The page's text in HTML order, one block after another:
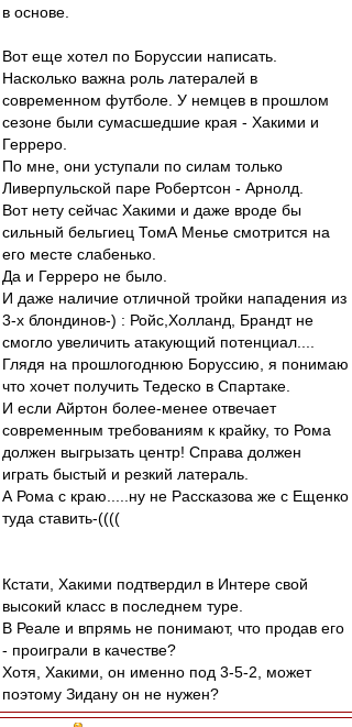
в основе.
Вот еще хотел по Боруссии написать.
Насколько важна роль латералей в
современном футболе. У немцев в прошлом
сезоне были сумасшедшие края - Хакими и
Герреро.
По мне, они уступали по силам только
Ливерпульской паре Робертсон - Арнолд.
Вот нету сейчас Хакими и даже вроде бы
сильный бельгиец ТомА Менье смотрится на
его месте слабенько.
Да и Герреро не было.
И даже наличие отличной тройки нападения из
3-х блондинов-) : Ройс,Холланд, Брандт не
смогло увеличить атакующий потенциал....
Глядя на прошлогоднюю Боруссию, я понимаю
что хочет получить Тедеско в Спартаке.
И если Айртон более-менее отвечает
современным требованиям к крайку, то Рома
должен выгрызать центр! Справа должен
играть быстый и резкий латераль.
А Рома с краю.....ну не Рассказова же с Ещенко
туда ставить-((((
Кстати, Хакими подтвердил в Интере свой
высокий класс в последнем туре.
В Реале и впрямь не понимают, что продав его
- проиграли в качестве?
Хотя, Хакими, он именно под 3-5-2, может
поэтому Зидану он не нужен?